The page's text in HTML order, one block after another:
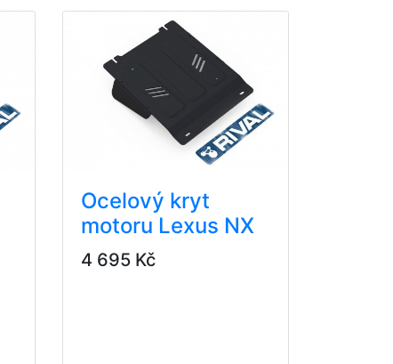
Ocelový kryt
motoru Lexus NX
4 695 Kč